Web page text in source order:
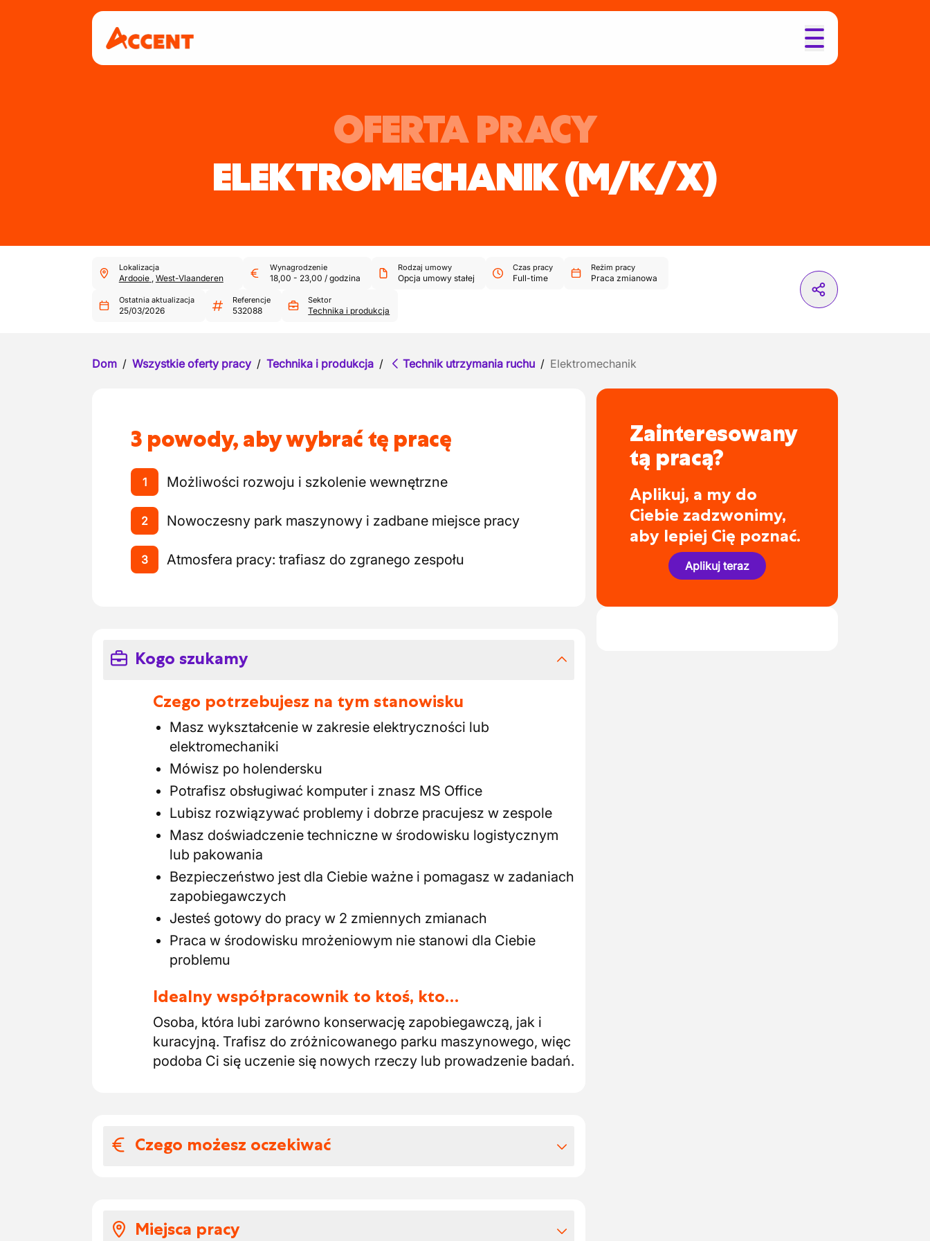
OFERTA PRACY
ELEKTROMECHANIK(M/K/X)
Lokalizacja
Ardooie , West-Vlaanderen
Wynagrodzenie
18,00 - 23,00 / godzina
Rodzaj umowy
Opcja umowy stałej
Czas pracy
Full-time
Reżim pracy
Praca zmianowa
Ostatnia aktualizacja
25/03/2026
Referencje
532088
Sektor
Technika i produkcja
Dom / Wszystkie oferty pracy / Technika i produkcja / Technik utrzymania ruchu / Elektromechanik
3 powody, aby wybrać tę pracę
1 Możliwości rozwoju i szkolenie wewnętrzne
2 Nowoczesny park maszynowy i zadbane miejsce pracy
3 Atmosfera pracy: trafiasz do zgranego zespołu
Kogo szukamy
Czego potrzebujesz na tym stanowisku
Masz wykształcenie w zakresie elektryczności lub
elektromechaniki
Mówisz po holendersku
Potrafisz obsługiwać komputer i znasz MS Office
Lubisz rozwiązywać problemy i dobrze pracujesz w zespole
Masz doświadczenie techniczne w środowisku logistycznym
lub pakowania
Bezpieczeństwo jest dla Ciebie ważne i pomagasz w zadaniach
zapobiegawczych
Jesteś gotowy do pracy w 2 zmiennych zmianach
Praca w środowisku mrożeniowym nie stanowi dla Ciebie
problemu
Idealny współpracownik to ktoś, kto…
Osoba, która lubi zarówno konserwację zapobiegawczą, jak i
kuracyjną. Trafisz do zróżnicowanego parku maszynowego, więc
podoba Ci się uczenie się nowych rzeczy lub prowadzenie badań.
Czego możesz oczekiwać
się rozwija
Miejsca pracy
Zainteresowany
tą pracą?
Aplikuj, a my do
Ciebie zadzwonimy,
aby lepiej Cię poznać.
Aplikuj teraz